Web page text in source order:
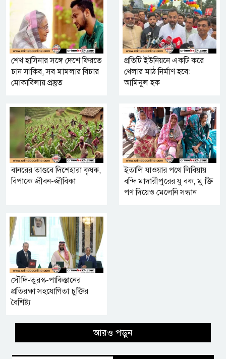
শেখ হাসিনার সঙ্গে দেশে ফিরতে
চান সাকিব, সব মামলার বিচার
মোকাবিলায় প্রস্তুত
প্রতিটি ইউনিয়নে একটি করে
খেলার মাঠ নির্মাণ হবে:
আমিনুল হক
বানরের তাণ্ডবে দিশেহারা কৃষক,
বিপাকে জীবন-জীবিকা
ইতালি যাওয়ার পথে লিবিয়ায়
বন্দি মাদারীপুরের যু বক, মু ক্তি
পণ দিয়েও মেলেনি সন্ধান
সৌদি-তুরস্ক-পাকিস্তানের
প্রতিরক্ষা সহযোগিতা চুক্তির
বৈশিষ্ট্য
আরও পড়ুন